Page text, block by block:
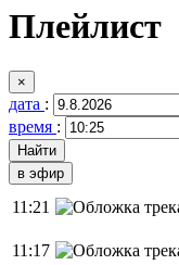
Плейлист
×
дата :
время :
в эфир
11:21
11:17